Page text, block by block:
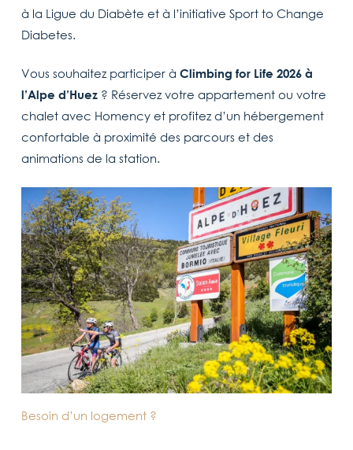
à la Ligue du Diabète et à l’initiative Sport to Change
Diabetes.
Vous souhaitez participer à Climbing for Life 2026 à
l’Alpe d’Huez? Réservez votre appartement ou votre
chalet avec Homency et profitez d’un hébergement
confortable à proximité des parcours et des
animations de la station.
Besoin d’un logement ?